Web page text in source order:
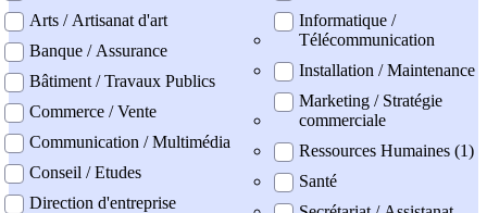
Arts / Artisanat d'art
Banque / Assurance
Bâtiment / Travaux Publics
Commerce / Vente
Communication / Multimédia
Conseil / Etudes
Direction d'entreprise
Informatique /
Télécommunication
Installation / Maintenance
Marketing / Stratégie
commerciale
Ressources Humaines (1)
Santé